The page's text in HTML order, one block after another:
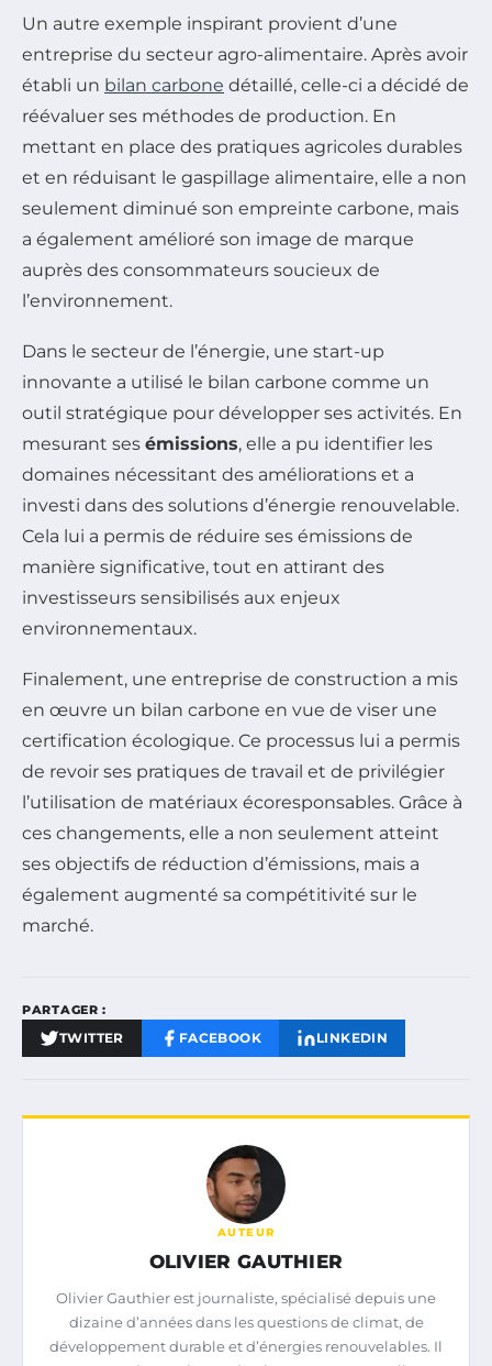
Un autre exemple inspirant provient d’une
entreprise du secteur agro-alimentaire. Après avoir
établi un bilan carbone détaillé, celle-ci a décidé de
réévaluer ses méthodes de production. En
mettant en place des pratiques agricoles durables
et en réduisant le gaspillage alimentaire, elle a non
seulement diminué son empreinte carbone, mais
a également amélioré son image de marque
auprès des consommateurs soucieux de
l’environnement.
Dans le secteur de l’énergie, une start-up
innovante a utilisé le bilan carbone comme un
outil stratégique pour développer ses activités. En
mesurant ses émissions, elle a pu identifier les
domaines nécessitant des améliorations et a
investi dans des solutions d’énergie renouvelable.
Cela lui a permis de réduire ses émissions de
manière significative, tout en attirant des
investisseurs sensibilisés aux enjeux
environnementaux.
Finalement, une entreprise de construction a mis
en œuvre un bilan carbone en vue de viser une
certification écologique. Ce processus lui a permis
de revoir ses pratiques de travail et de privilégier
l’utilisation de matériaux écoresponsables. Grâce à
ces changements, elle a non seulement atteint
ses objectifs de réduction d’émissions, mais a
également augmenté sa compétitivité sur le
marché.
PARTAGER :
TWITTER FACEBOOK LINKEDIN
AUTEUR
OLIVIER GAUTHIER
Olivier Gauthier est journaliste, spécialisé depuis une
dizaine d’années dans les questions de climat, de
développement durable et d’énergies renouvelables. Il